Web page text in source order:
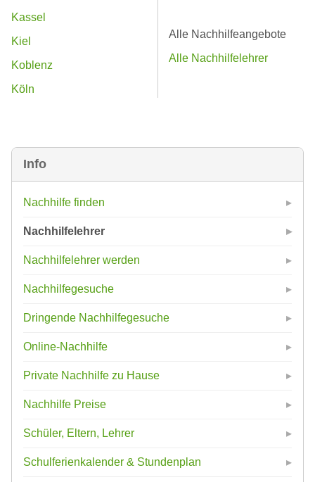
Info
Nachhilfe finden
Nachhilfelehrer
Nachhilfelehrer werden
Nachhilfegesuche
Dringende Nachhilfegesuche
Online-Nachhilfe
Private Nachhilfe zu Hause
Nachhilfe Preise
Schüler, Eltern, Lehrer
Schulferienkalender & Stundenplan
Kassel
Kiel
Koblenz
Köln
Alle Nachhilfeangebote
Alle Nachhilfelehrer